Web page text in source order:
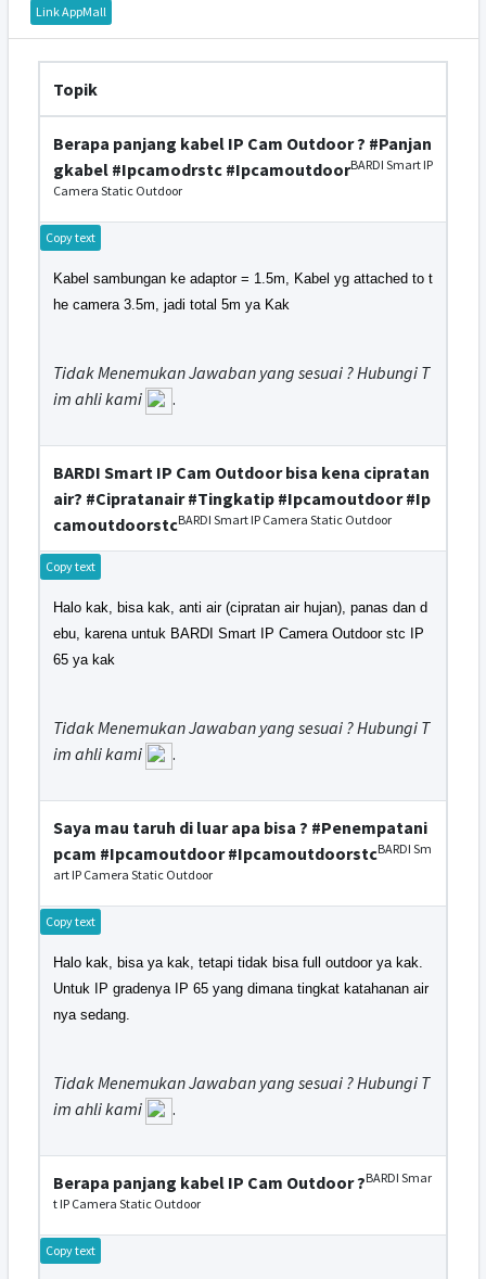
Link AppMall
Topik
Berapa panjang kabel IP Cam Outdoor ? #Panjan
gkabel #Ipcamodrstc #IpcamoutdoorBARDI Smart IP
Camera Static Outdoor
Copy text
Kabel sambungan ke adaptor = 1.5m, Kabel yg attached to t
he camera 3.5m, jadi total 5m ya Kak
Tidak Menemukan Jawaban yang sesuai ? Hubungi T
im ahli kami
.
BARDI Smart IP Cam Outdoor bisa kena cipratan
air? #Cipratanair #Tingkatip #Ipcamoutdoor #Ip
camoutdoorstcBARDI Smart IP Camera Static Outdoor
Copy text
Halo kak, bisa kak, anti air (cipratan air hujan), panas dan d
ebu, karena untuk BARDI Smart IP Camera Outdoor stc IP
65 ya kak
Tidak Menemukan Jawaban yang sesuai ? Hubungi T
im ahli kami
.
Saya mau taruh di luar apa bisa ? #Penempatani
pcam #Ipcamoutdoor #IpcamoutdoorstcBARDI Sm
art IP Camera Static Outdoor
Copy text
Halo kak, bisa ya kak, tetapi tidak bisa full outdoor ya kak.
Untuk IP gradenya IP 65 yang dimana tingkat katahanan air
nya sedang.
Tidak Menemukan Jawaban yang sesuai ? Hubungi T
im ahli kami
.
Berapa panjang kabel IP Cam Outdoor ?BARDI Smar
t IP Camera Static Outdoor
Copy text